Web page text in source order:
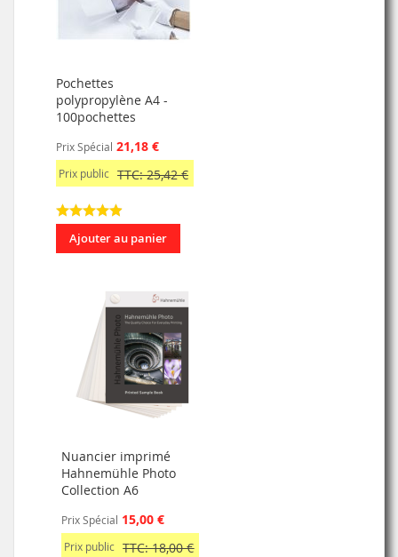
Pochettes
polypropylène A4 -
100pochettes
Prix Spécial 21,18 €
Prix public TTC: 25,42 €
Ajouter au panier
Nuancier imprimé
Hahnemühle Photo
Collection A6
Prix Spécial 15,00 €
Prix public TTC: 18,00 €